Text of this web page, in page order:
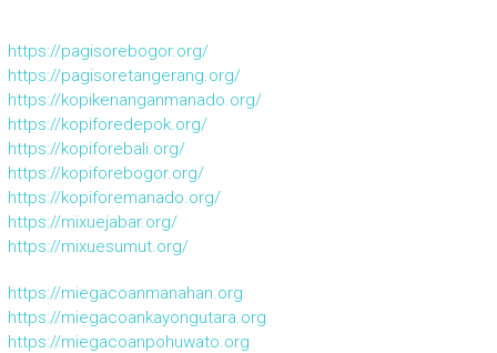
https://pagisorebogor.org/
https://pagisoretangerang.org/
https://kopikenanganmanado.org/
https://kopiforedepok.org/
https://kopiforebali.org/
https://kopiforebogor.org/
https://kopiforemanado.org/
https://mixuejabar.org/
https://mixuesumut.org/
https://miegacoanmanahan.org
https://miegacoankayongutara.org
https://miegacoanpohuwato.org